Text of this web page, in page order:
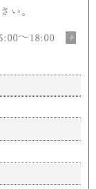
い。
～18:00 チ